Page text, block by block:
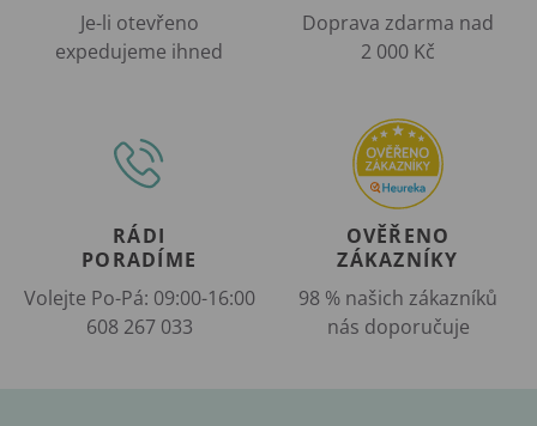
Je-li otevřeno
expedujeme ihned
Doprava zdarma nad
2 000 Kč
RÁDI
PORADÍME
Volejte Po-Pá: 09:00-16:00
608 267 033
OVĚŘENO
ZÁKAZNÍKY
98 % našich zákazníků
nás doporučuje